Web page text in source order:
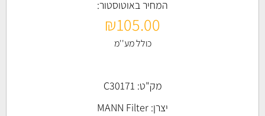
המחיר באוטוסטור:
₪105.00
כולל מע''מ
מק"ט: C30171
יצרן: MANN Filter